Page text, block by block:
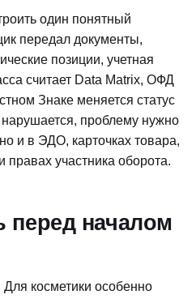
один понятный
передал документы,
позиции, учетная
считает Data Matrix, ОФД
Знаке меняется статус
проблему нужно
и в ЭДО, карточках товара,
правах участника оборота.
перед началом
косметики особенно